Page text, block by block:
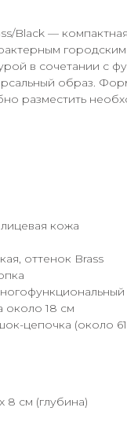
Black —
в сочетании с
образ.
разместить
кожа
оттенок Brass
около 18 см
цепочка (около
8 см (глубина)